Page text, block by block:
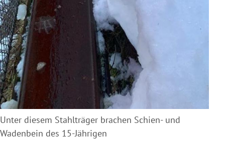
Unter diesem Stahlträger brachen Schien- und
Wadenbein des 15-Jährigen